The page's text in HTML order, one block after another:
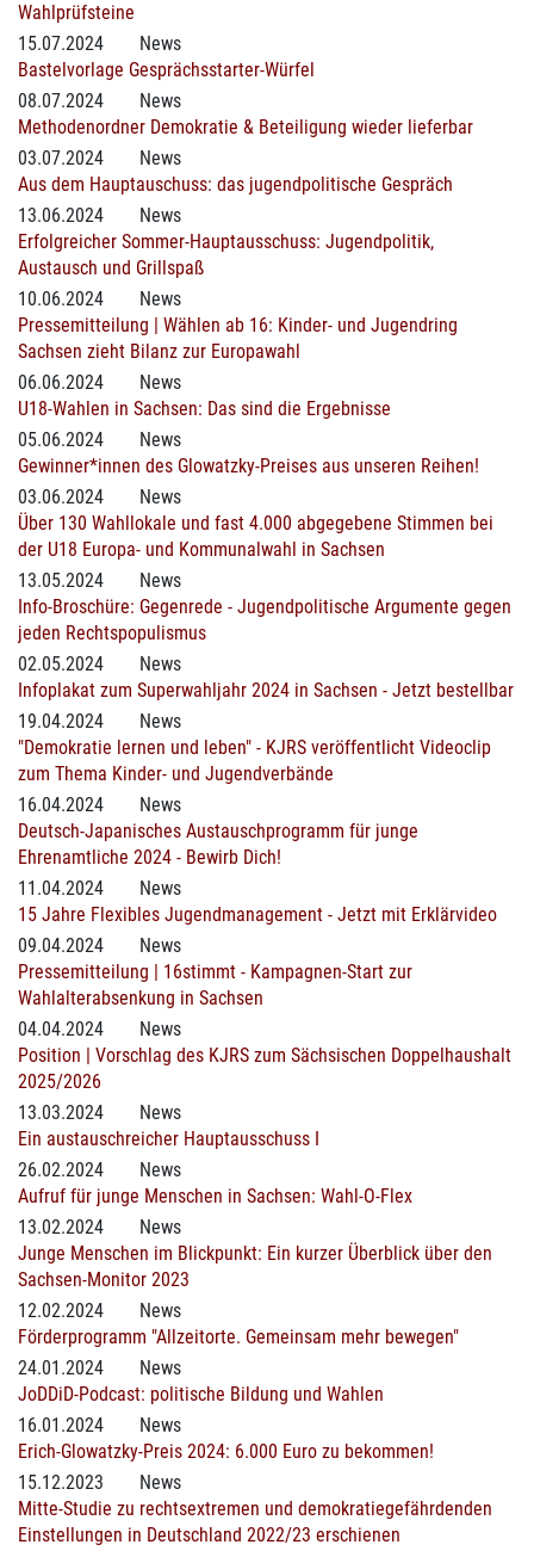
Wahlprüfsteine
15.07.2024
News
Bastelvorlage Gesprächsstarter-Würfel
08.07.2024
News
Methodenordner Demokratie & Beteiligung wieder lieferbar
03.07.2024
News
Aus dem Hauptauschuss: das jugendpolitische Gespräch
13.06.2024
News
Erfolgreicher Sommer-Hauptausschuss: Jugendpolitik,
Austausch und Grillspaß
10.06.2024
News
Pressemitteilung | Wählen ab 16: Kinder- und Jugendring
Sachsen zieht Bilanz zur Europawahl
06.06.2024
News
U18-Wahlen in Sachsen: Das sind die Ergebnisse
05.06.2024
News
Gewinner*innen des Glowatzky-Preises aus unseren Reihen!
03.06.2024
News
Über 130 Wahllokale und fast 4.000 abgegebene Stimmen bei
der U18 Europa- und Kommunalwahl in Sachsen
13.05.2024
News
Info-Broschüre: Gegenrede - Jugendpolitische Argumente gegen
jeden Rechtspopulismus
02.05.2024
News
Infoplakat zum Superwahljahr 2024 in Sachsen - Jetzt bestellbar
19.04.2024
News
"Demokratie lernen und leben" - KJRS veröffentlicht Videoclip
zum Thema Kinder- und Jugendverbände
16.04.2024
News
Deutsch-Japanisches Austauschprogramm für junge
Ehrenamtliche 2024 - Bewirb Dich!
11.04.2024
News
15 Jahre Flexibles Jugendmanagement - Jetzt mit Erklärvideo
09.04.2024
News
Pressemitteilung | 16stimmt - Kampagnen-Start zur
Wahlalterabsenkung in Sachsen
04.04.2024
News
Position | Vorschlag des KJRS zum Sächsischen Doppelhaushalt
2025/2026
13.03.2024
News
Ein austauschreicher Hauptausschuss I
26.02.2024
News
Aufruf für junge Menschen in Sachsen: Wahl-O-Flex
13.02.2024
News
Junge Menschen im Blickpunkt: Ein kurzer Überblick über den
Sachsen-Monitor 2023
12.02.2024
News
Förderprogramm "Allzeitorte. Gemeinsam mehr bewegen"
24.01.2024
News
JoDDiD-Podcast: politische Bildung und Wahlen
16.01.2024
News
Erich-Glowatzky-Preis 2024: 6.000 Euro zu bekommen!
15.12.2023
News
Mitte-Studie zu rechtsextremen und demokratiegefährdenden
Einstellungen in Deutschland 2022/23 erschienen